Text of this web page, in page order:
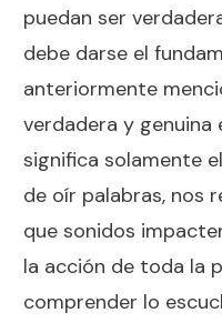
puedan ser
debe darse el
anteriormente
verdadera y genuina
significa solamente
de oír palabras, nos
que sonidos
la acción de toda la
comprender lo